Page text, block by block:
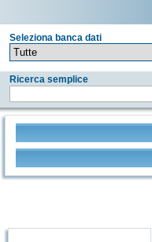
Seleziona banca dati
Ricerca semplice